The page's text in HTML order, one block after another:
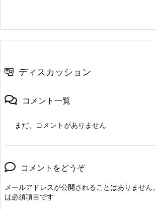
ディスカッション
コメント一覧
まだ、コメントがありません
コメントをどうぞ
メールアドレスが公開されることはありません。
は必須項目です